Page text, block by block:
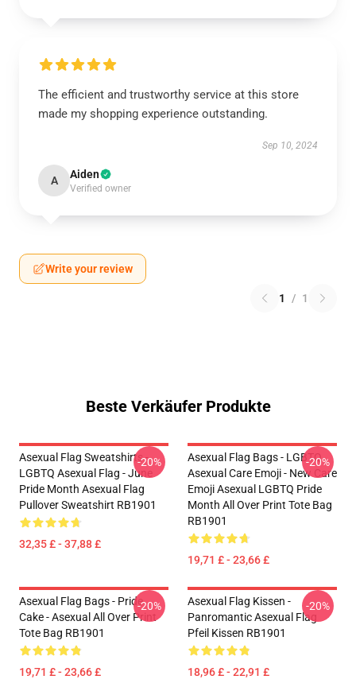
The efficient and trustworthy service at this store
made my shopping experience outstanding.
Sep 10, 2024
A Aiden
Verified owner
Write your review
1 / 1
Beste Verkäufer Produkte
Asexual Flag Sweatshirts -
LGBTQ Asexual Flag - June
Pride Month Asexual Flag
Pullover Sweatshirt RB1901
32,35 £ - 37,88 £
-20%
Asexual Flag Bags - LGBTQ
Asexual Care Emoji - New Care
Emoji Asexual LGBTQ Pride
Month All Over Print Tote Bag
RB1901
19,71 £ - 23,66 £
-20%
Asexual Flag Bags - Pride
Cake - Asexual All Over Print
Tote Bag RB1901
19,71 £ - 23,66 £
-20%
Asexual Flag Kissen -
Panromantic Asexual Flag
Pfeil Kissen RB1901
18,96 £ - 22,91 £
-20%